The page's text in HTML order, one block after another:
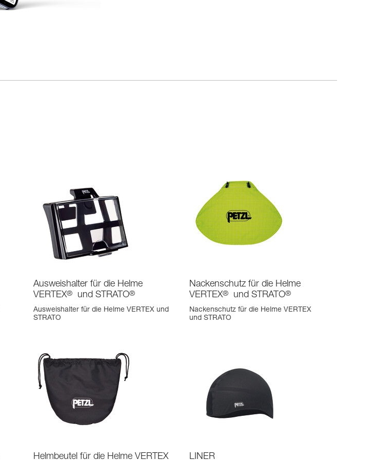
Ausweishalter für die Helme
VERTEX® und STRATO®
Ausweishalter für die Helme VERTEX und
STRATO
Nackenschutz für die Helme
VERTEX® und STRATO®
Nackenschutz für die Helme VERTEX
und STRATO
Helmbeutel für die Helme VERTEX LINER